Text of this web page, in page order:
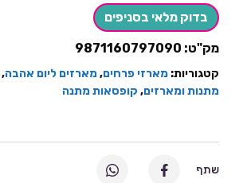
בדוק מלאי בסניפים
מק"ט: 9871160797090
קטגוריות: מארזי פרחים,מארזים ליום אהבה,
מתנות ומארזים, קופסאות מתנה
שתף